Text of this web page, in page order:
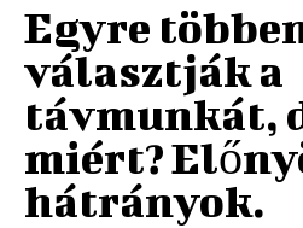
Egyre
választják a
távmunkát,
miért?
hátrányok.